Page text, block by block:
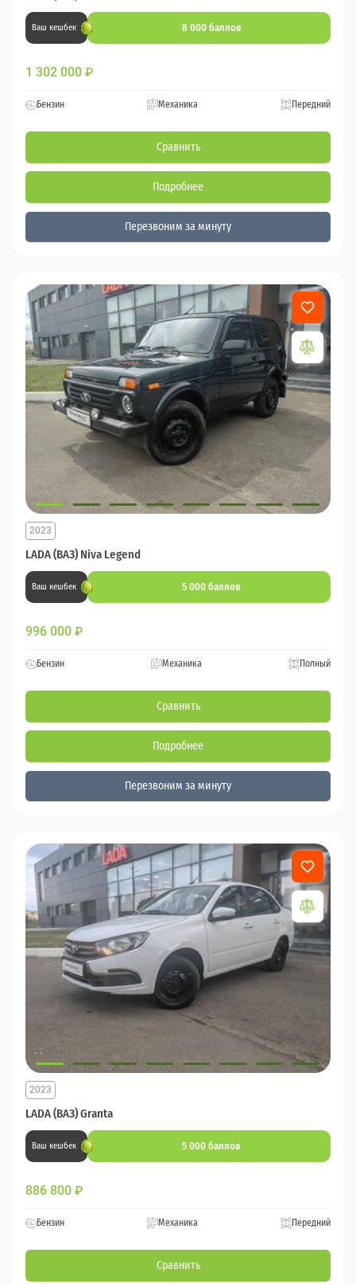
Ваш кешбек 8 000 баллов
1 302 000 ₽
Бензин Механика Передний
Сравнить
Подробнее
Перезвоним за минуту
LADA (ВАЗ) Niva Legend
2023
Ваш кешбек 5 000 баллов
996 000 ₽
Бензин Механика Полный
Сравнить
Подробнее
Перезвоним за минуту
LADA (ВАЗ) Granta
2023
Ваш кешбек 5 000 баллов
886 800 ₽
Бензин Механика Передний
Сравнить